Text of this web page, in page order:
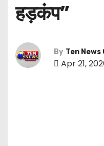
हड़कंप”
By Ten News
Apr 21,